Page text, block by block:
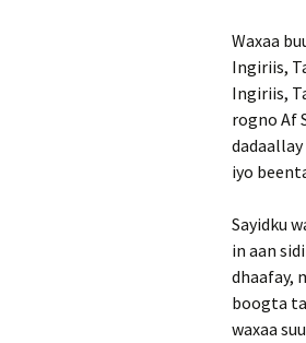
Waxaa
Ingiriis,
Ingiriis,
rogno Af
iyo
Sayidku
in aan
dhaafay,
boogta
waxaa